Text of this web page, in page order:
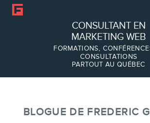
CONSULTANT EN
MARKETING WEB
FORMATIONS,
CONSULTATIONS
PARTOUT AU QUÉBEC
À PROPOS
Équipe
BLOGUE DE FREDERIC